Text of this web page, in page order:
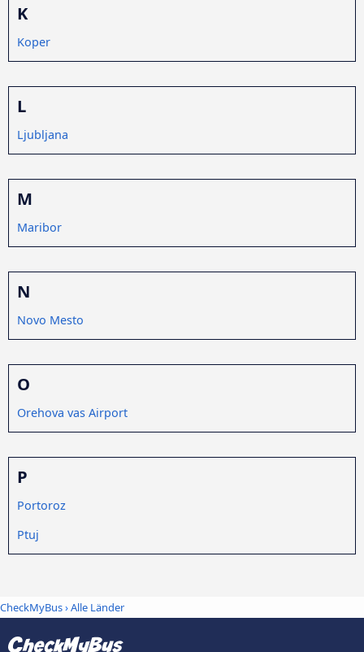
K
Koper
L
Ljubljana
M
Maribor
N
Novo Mesto
O
Orehova vas Airport
P
Portoroz
Ptuj
CheckMyBus›Alle Länder